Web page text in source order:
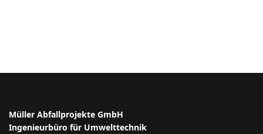
Müller Abfallprojekte GmbH
Ingenieurbüro für Umwelttechnik